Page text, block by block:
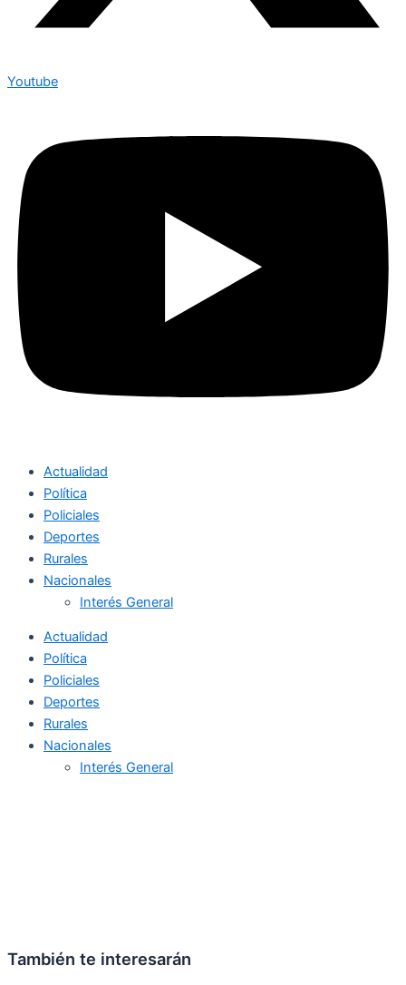
Youtube
Actualidad
Política
Policiales
Deportes
Rurales
Nacionales
Interés General
Actualidad
Política
Policiales
Deportes
Rurales
Nacionales
Interés General
También te interesarán